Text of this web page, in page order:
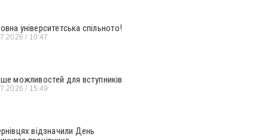
університетська спільното!
10:47
можливостей для вступників
15:49
відзначили День